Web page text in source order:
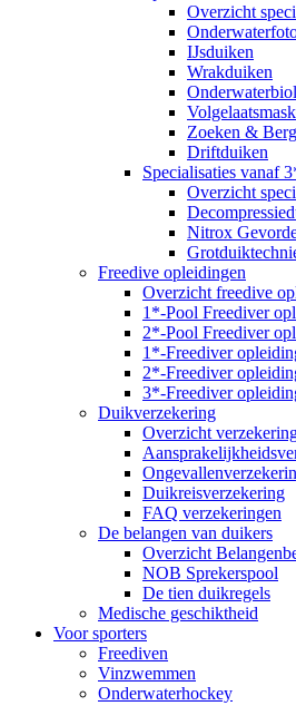
Overzicht
IJsduiken
Wrakduiken
Zoeken &
Driftduiken
Specialisaties vanaf
Overzicht
Nitrox
Freedive opleidingen
Overzicht freedive
1*-Pool Freediver
2*-Pool Freediver
1*-Freediver
2*-Freediver
3*-Freediver
Duikverzekering
Overzicht
Duikreisverzekering
FAQ verzekeringen
De belangen van duikers
Overzicht
NOB Sprekerspool
De tien duikregels
Medische geschiktheid
Voor sporters
Freediven
Vinzwemmen
Onderwaterhockey